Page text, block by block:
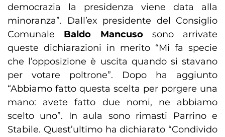
democrazia la presidenza viene data alla
minoranza”. Dall’ex presidente del Consiglio
Comunale Baldo Mancusosono arrivate
queste dichiarazioni in merito “Mi fa specie
che l’opposizione è uscita quando si stavano
per votare poltrone”. Dopo ha aggiunto
“Abbiamo fatto questa scelta per porgere una
mano: avete fatto due nomi, ne abbiamo
scelto uno”. In aula sono rimasti Parrino e
Stabile. Quest’ultimo ha dichiarato “Condivido